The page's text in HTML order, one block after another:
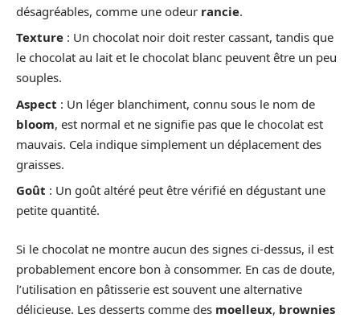
désagréables, comme une odeur rancie.
Texture : Un chocolat noir doit rester cassant, tandis que
le chocolat au lait et le chocolat blanc peuvent être un peu
souples.
Aspect : Un léger blanchiment, connu sous le nom de
bloom, est normal et ne signifie pas que le chocolat est
mauvais. Cela indique simplement un déplacement des
graisses.
Goût : Un goût altéré peut être vérifié en dégustant une
petite quantité.
Si le chocolat ne montre aucun des signes ci-dessus, il est
probablement encore bon à consommer. En cas de doute,
l’utilisation en pâtisserie est souvent une alternative
délicieuse. Les desserts comme des moelleux, brownies